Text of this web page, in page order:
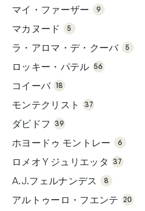
マイ・ファーザー 9
の
商
マカヌード 5
5個
の
商
ラ・アロマ・デ・クーバ 5
の
商
ロッキー・パテル 56
56
個
の
商
コイーバ 18
18
個
の
商
品
モンテクリスト 37
個
の
商
ダビドフ 39
39
個
の
商
ホヨードゥ モントレー 6
の
商
ロメオ Y ジュリエッタ 37
37
個
の
商
A.J.フェルナンデス 8
8個
の
商
アルトゥーロ・フエンテ 20
個
の
商